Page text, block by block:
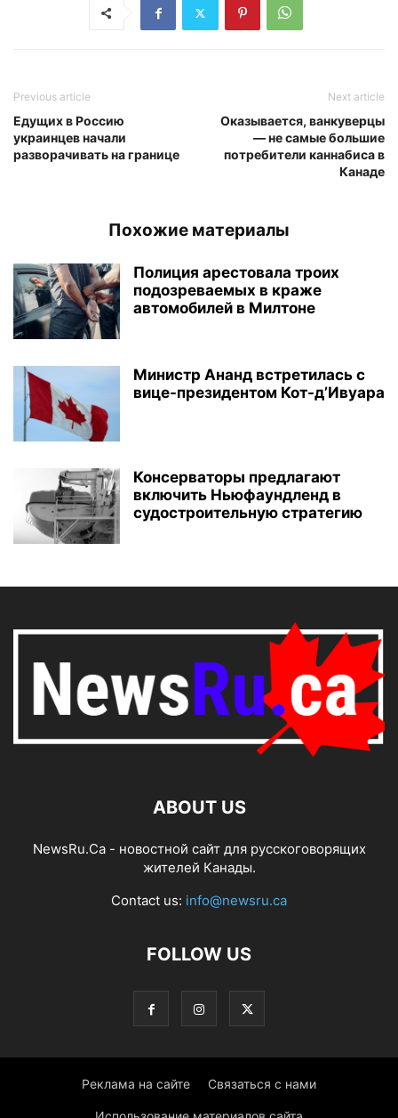
Previous article
Едущих в Россию
украинцев начали
разворачивать на границе
Next article
Оказывается, ванкуверцы
— не самые большие
потребители каннабиса в
Канаде
Похожие материалы
Полиция арестовала троих
подозреваемых в краже
автомобилей в Милтоне
Министр Ананд встретилась с
вице-президентом Кот-д’Ивуара
Консерваторы предлагают
включить Ньюфаундленд в
судостроительную стратегию
ABOUT US
NewsRu.Ca - новостной сайт для русскоговорящих
жителей Канады.
Contact us: info@newsru.ca
FOLLOW US
Реклама на сайте Связаться с нами